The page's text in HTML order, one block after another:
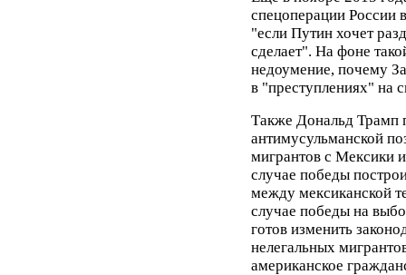
спецоперации России
"если Путин хочет
сделает". На фоне
недоумение, почему
в "преступлениях" на
Также Дональд Трамп
антимусульманской
мигрантов с Мексики
случае победы
между мексиканской
случае победы на
готов изменить
нелегальных
американское